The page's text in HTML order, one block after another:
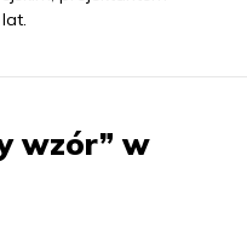
wzór” w